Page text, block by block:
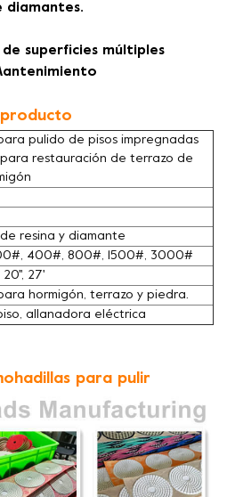
diamantes.
superficies múltiples
producto
pulido de pisos impregnadas
restauración de terrazo de
resina y diamante
400#, 800#, 1500#, 3000#
20'', 27'
hormigón, terrazo y piedra.
allanadora eléctrica
para pulir